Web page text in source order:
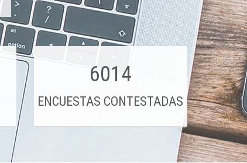
6014
ENCUESTAS CONTESTADAS